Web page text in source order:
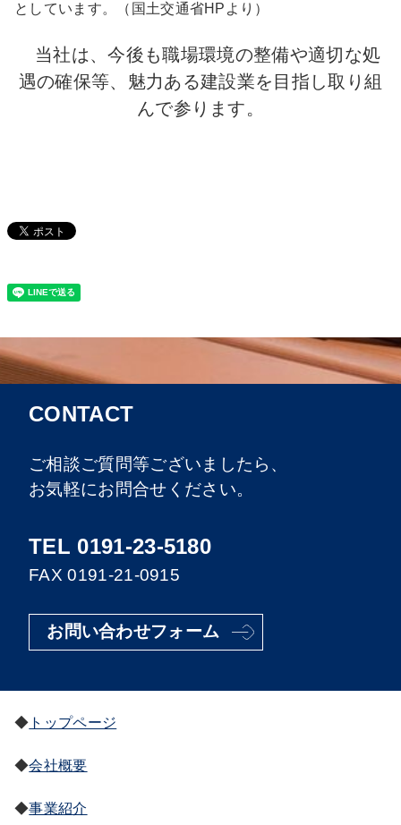
としています。（国土交通省HPより）
当社は、今後も職場環境の整備や適切な処
遇の確保等、魅力ある建設業を目指し取り組
んで参ります。
CONTACT
ご相談ご質問等ございましたら、
お気軽にお問合せください。
TEL 0191-23-5180
FAX 0191-21-0915
お問い合わせフォーム
トップページ
会社概要
事業紹介